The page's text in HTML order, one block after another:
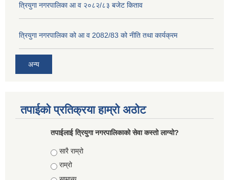
त्रियुगा नगरपालिका आ व २०८२/८३ बजेट किताव
त्रियुगा नगरपालिका को आ व 2082/83 को नीति तथा कार्यक्रम
अन्य
तपाईको प्रतिक्रया हाम्रो अठोट
तपाईलाई त्रियुगा नगरपालिकाको सेवा कस्तो लाग्यो?
Choices
सारै राम्रो
राम्रो